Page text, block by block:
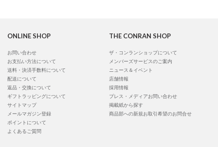
ONLINE SHOP
お問い合わせ
お支払い方法について
送料・決済手数料について
配送について
返品・交換について
ギフトラッピングについて
サイトマップ
メールマガジン登録
ポイントについて
よくあるご質問
THE CONRAN SHOP
ザ・コンランショップについて
メンバーズサービスのご案内
ニュース＆イベント
店舗情報
採用情報
プレス・メディアお問い合わせ
掲載紙から探す
商品部への新規お取引希望のお問合せ